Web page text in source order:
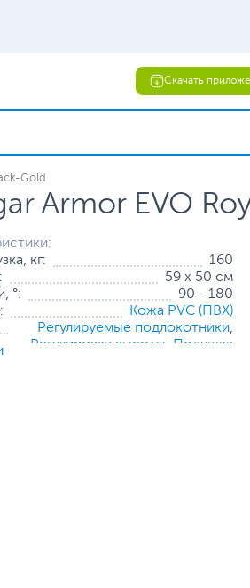
Скачать
Gold
Armor EVO
кг:
160
59 х 50 см
°:
90 - 180
Кожа PVC (ПВХ)
Регулируемые подлокотники,
Регулировка высоты
Подушка